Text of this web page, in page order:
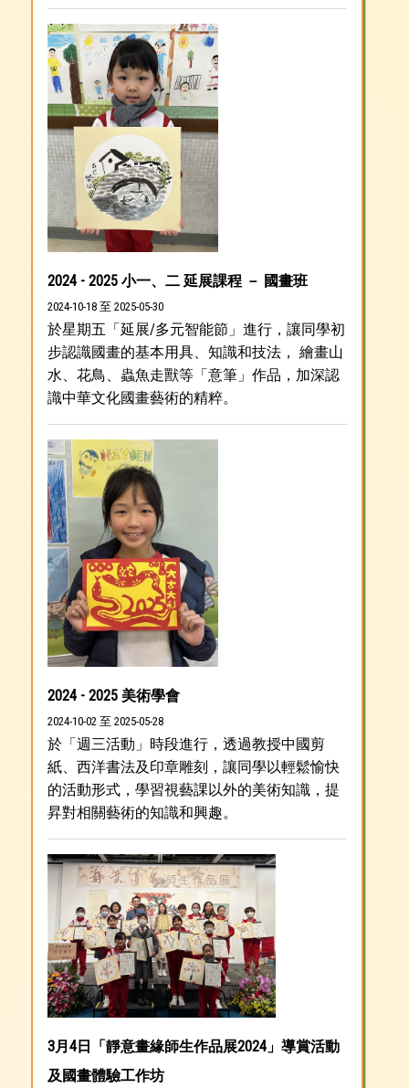
2024 - 2025 小一、二 延展課程 － 國畫班
2024-10-18 至 2025-05-30
於星期五「延展/多元智能節」進行，讓同學初
步認識國畫的基本用具、知識和技法， 繪畫山
水、花鳥、蟲魚走獸等「意筆」作品，加深認
識中華文化國畫藝術的精粹。
2024 - 2025 美術學會
2024-10-02 至 2025-05-28
於「週三活動」時段進行，透過教授中國剪
紙、西洋書法及印章雕刻，讓同學以輕鬆愉快
的活動形式，學習視藝課以外的美術知識，提
昇對相關藝術的知識和興趣。
3月4日「靜意畫緣師生作品展2024」導賞活動
及國畫體驗工作坊